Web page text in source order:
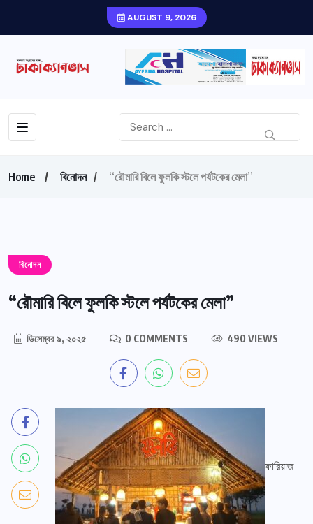
AUGUST 9, 2026
Home বিনোদন “রৌমারি বিলে ফুলকি স্টলে পর্যটকের মেলা”
বিনোদন
“রৌমারি বিলে ফুলকি স্টলে পর্যটকের মেলা”
ডিসেম্বর ৯, ২০২৫ 0 COMMENTS 490 VIEWS
ফারিয়াজ